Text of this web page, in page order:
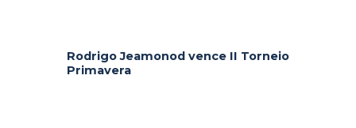
Rodrigo Jeamonod vence II Torneio
Primavera